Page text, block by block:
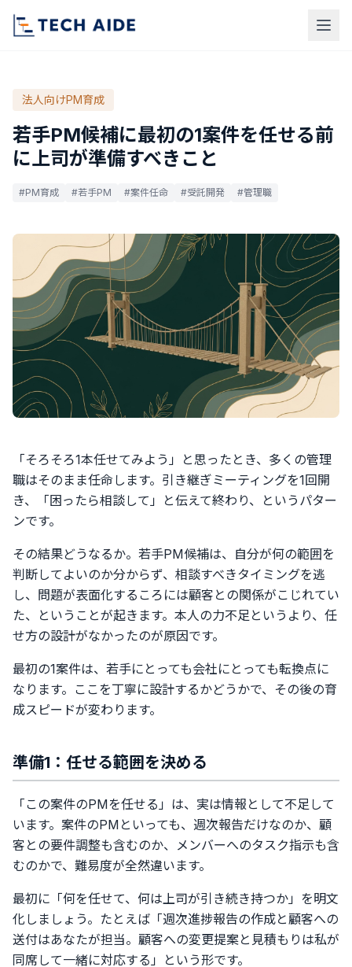
法人向けPM育成
若手PM候補に最初の1案件を任せる前
に上司が準備すべきこと
#PM育成 #若手PM #案件任命 #受託開発 #管理職
「そろそろ1本任せてみよう」と思ったとき、多くの管理
職はそのまま任命します。引き継ぎミーティングを1回開
き、「困ったら相談して」と伝えて終わり、というパター
ンです。
その結果どうなるか。若手PM候補は、自分が何の範囲を
判断してよいのか分からず、相談すべきタイミングを逃
し、問題が表面化するころには顧客との関係がこじれてい
た、ということが起きます。本人の力不足というより、任
せ方の設計がなかったのが原因です。
最初の1案件は、若手にとっても会社にとっても転換点に
なります。ここを丁寧に設計するかどうかで、その後の育
成スピードが変わります。
準備1：任せる範囲を決める
「この案件のPMを任せる」は、実は情報として不足して
います。案件のPMといっても、週次報告だけなのか、顧
客との要件調整も含むのか、メンバーへのタスク指示も含
むのかで、難易度が全然違います。
最初に「何を任せて、何は上司が引き続き持つか」を明文
化しましょう。たとえば「週次進捗報告の作成と顧客への
送付はあなたが担当。顧客への変更提案と見積もりは私が
同席して一緒に対応する」という形です。